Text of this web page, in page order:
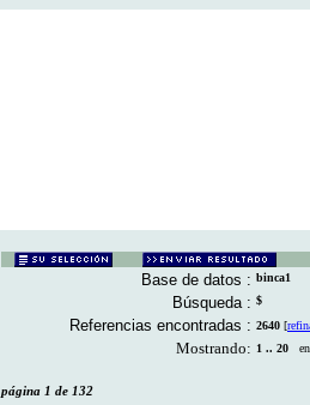
Base de datos : binca1
Búsqueda : $
Referencias encontradas : 2640 [
Mostrando: 1 .. 20 en
página 1 de 132